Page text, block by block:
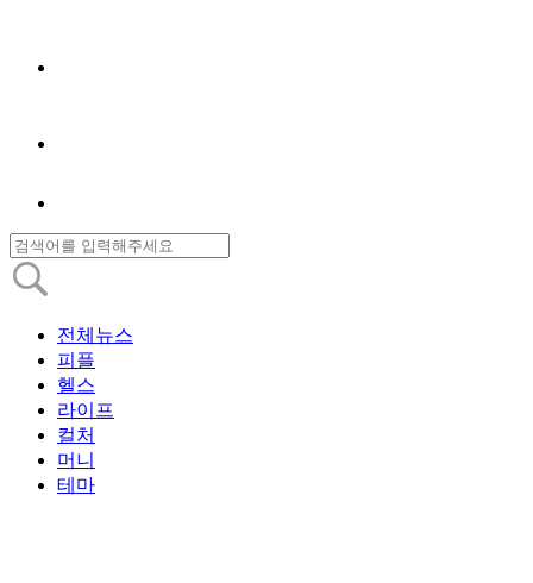
전체뉴스
피플
헬스
라이프
컬처
머니
테마